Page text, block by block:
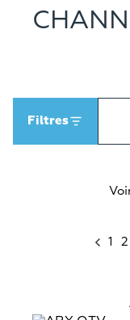
Filtres
1 2